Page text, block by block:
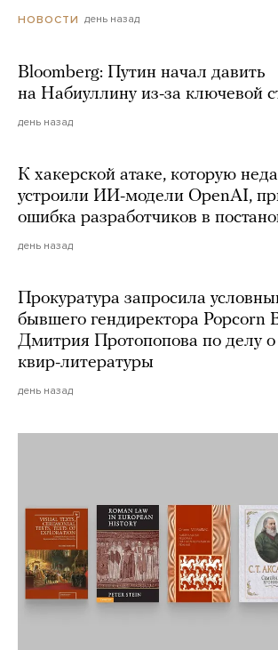
НОВОСТИ день назад
Bloomberg: Путин начал давить
на Набиуллину из-за ключевой
день назад
К хакерской атаке, которую
устроили ИИ-модели OpenAI,
ошибка разработчиков в
день назад
Прокуратура запросила
бывшего гендиректора Popcorn
Дмитрия Протопопова по делу
квир-литературы
день назад